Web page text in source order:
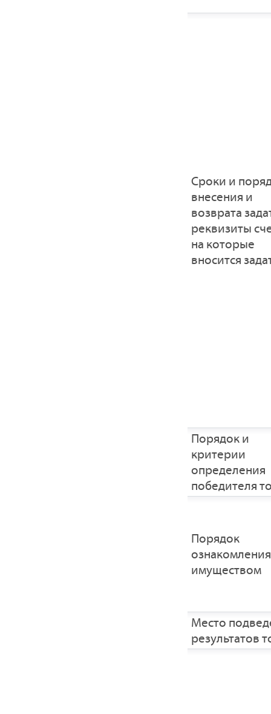
Сроки и
внесения и
возврата
реквизиты
на которые
вносится
Порядок и
критерии
определения
победителя
Порядок
имуществом
Место
результатов